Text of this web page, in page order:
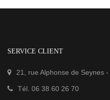
SERVICE CLIENT
21, rue Alphonse de Seynes -
Tél. 06 38 60 26 70